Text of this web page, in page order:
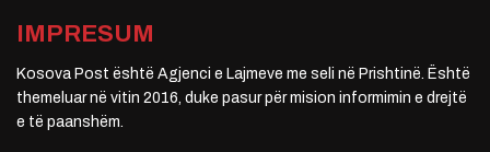
IMPRESUM
Kosova Post është Agjenci e Lajmeve me seli në Prishtinë. Është
themeluar në vitin 2016, duke pasur për mision informimin e drejtë
e të paanshëm.